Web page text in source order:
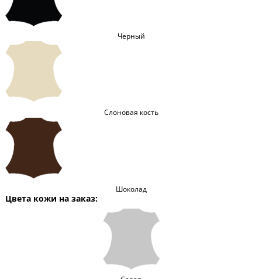
Черный
Слоновая кость
Шоколад
Цвета кожи на заказ: